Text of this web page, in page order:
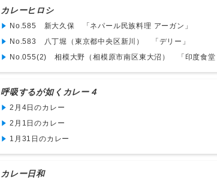
カレーヒロシ
No.585 新大久保 「ネパール民族料理 アーガン」
No.583 八丁堀（東京都中央区新川） 「デリー」
No.055(2) 相模大野（相模原市南区東大沼） 「印度食堂
呼吸するが如くカレー４
2月4日のカレー
2月1日のカレー
1月31日のカレー
カレー日和